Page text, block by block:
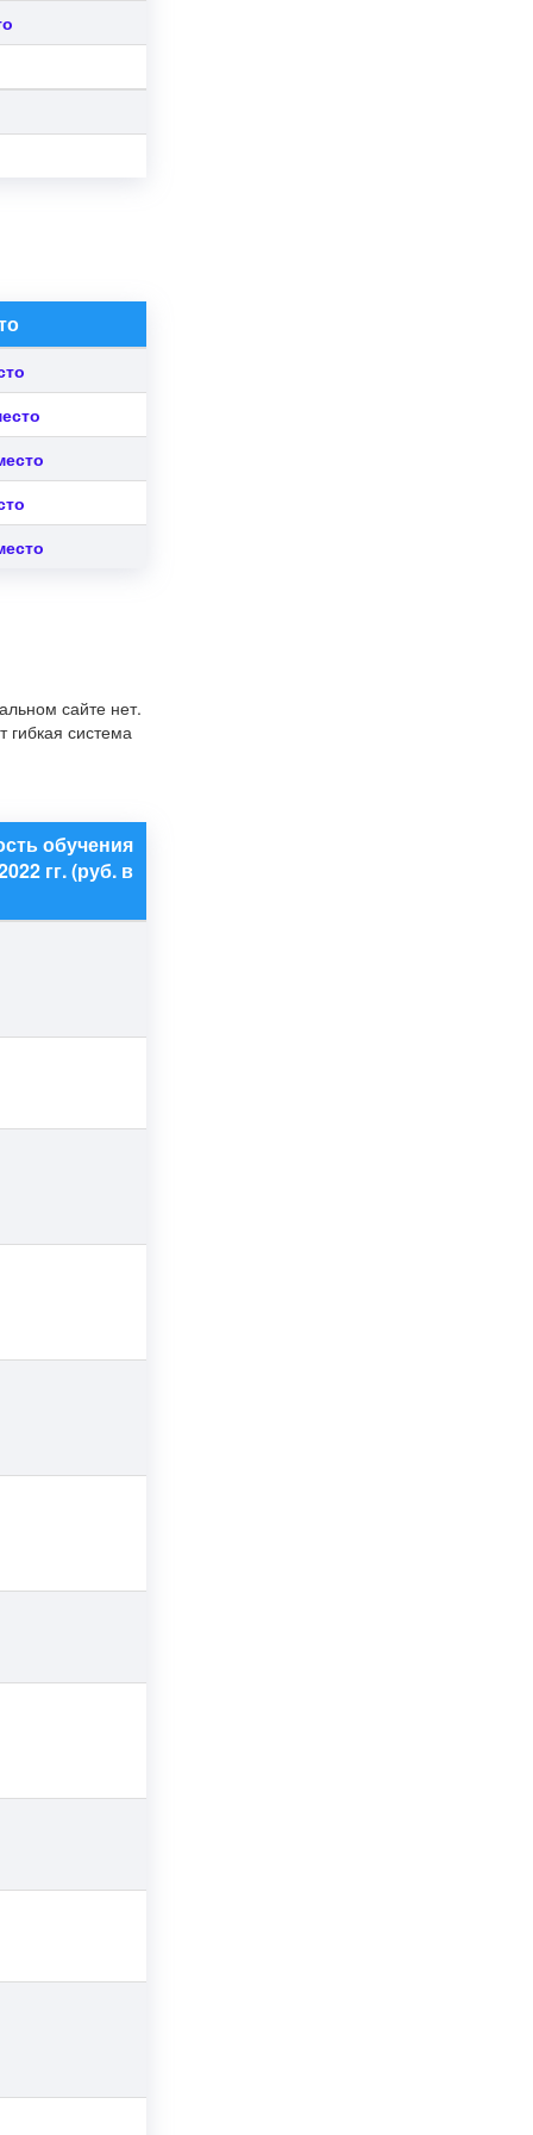
сайте нет.
гибкая система
обучения
гг. (руб. в